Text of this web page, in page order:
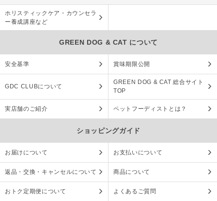
ホリスティックケア・カウンセラ
ー養成講座など
GREEN DOG & CAT について
安全基準 賞味期限公開
GDC CLUBについて
GREEN DOG & CAT 総合サイト
TOP
実店舗のご紹介 ペットフーディストとは？
ショッピングガイド
お届けについて お支払いについて
返品・交換・キャンセルについて 商品について
おトク定期便について よくあるご質問